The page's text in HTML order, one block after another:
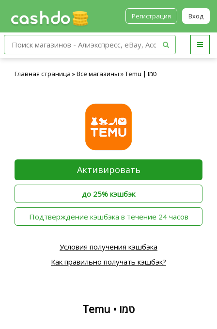
Регистрация Вход
Главная страница »Все магазины » Temu | טמו
Активировать
до 25% кэшбэк
‫Подтверждение кэшбэка в течение 24 часов
Условия получения кэшбэка
Как правильно получать кэшбэк?
Temu • טמו